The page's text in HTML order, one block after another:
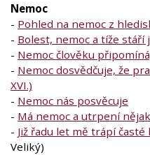
Nemoc
- Pohled na nemoc z
- Bolest, nemoc a tíže
- Nemoc člověku
- Nemoc dosvědčuje, že
XVI.)
- Nemoc nás posvěcuje
- Má nemoc a utrpení
- Již řadu let mě trápí
Veliký)